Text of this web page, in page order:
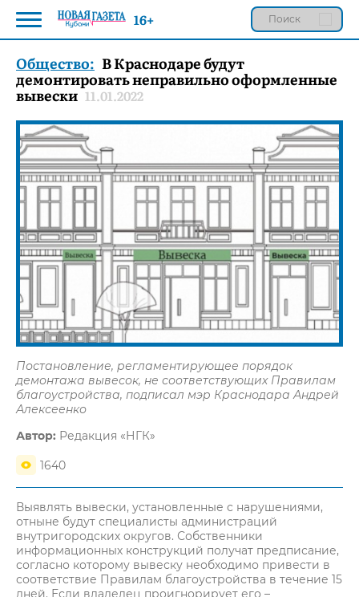
Общество: В Краснодаре будут
демонтировать неправильно оформленные
вывески 11.01.2022
Постановление, регламентирующее порядок
демонтажа вывесок, не соответствующих Правилам
благоустройства, подписал мэр Краснодара Андрей
Алексеенко
Автор: Редакция «НГК»
1640
Выявлять вывески, установленные с нарушениями,
отныне будут специалисты администраций
внутригородских округов. Собственники
информационных конструкций получат предписание,
согласно которому вывеску необходимо привести в
соответствие Правилам благоустройства в течение 15
дней. Если владелец проигнорирует его –
16+